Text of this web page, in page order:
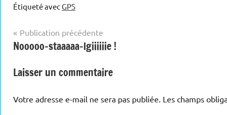
Étiqueté avec GPS
Navigation
de
l’article
Publication précédente
Nooooo-staaaaa-lgiiiiiie !
Laisser un commentaire
Votre adresse e-mail ne sera pas publiée. Les champs